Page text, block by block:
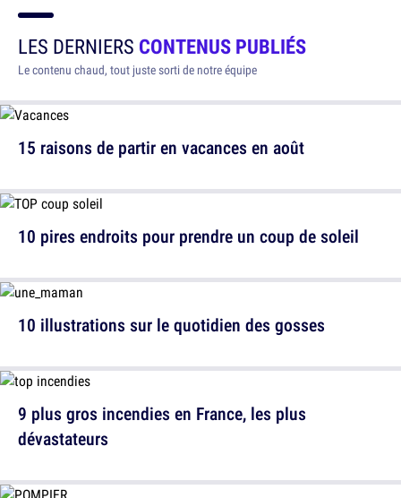
LES DERNIERS CONTENUS PUBLIÉS
Le contenu chaud, tout juste sorti de notre équipe
15 raisons de partir en vacances en août
10 illustrations sur le quotidien des gosses
10 pires endroits pour prendre un coup de soleil
9 plus gros incendies en France, les plus
dévastateurs